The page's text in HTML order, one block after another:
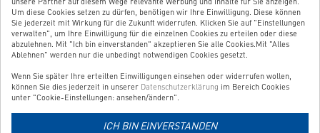
Um diese Cookies setzen zu dürfen, benötigen wir Ihre Einwilligung. Diese können
Sie jederzeit mit Wirkung für die Zukunft widerrufen. Klicken Sie auf "Einstellungen
verwalten", um Ihre Einwilligung für die einzelnen Cookies zu erteilen oder diese
abzulehnen. Mit "Ich bin einverstanden" akzeptieren Sie alle Cookies.Mit "Alles
Ablehnen" werden nur die unbedingt notwendigen Cookies gesetzt.
Wenn Sie später Ihre erteilten Einwilligungen einsehen oder widerrufen wollen,
können Sie dies jederzeit in unserer Datenschutzerklärung im Bereich Cookies
unter "Cookie-Einstellungen: ansehen/ändern".
ICH BIN EINVERSTANDEN
BESTELLUNG WIDERRUFEN
UNSER SERVICE
UNSERE TOP-KATEGORIEN
GEPRÜFTE QUALITÄT